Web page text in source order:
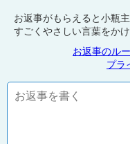
お返事がもらえると小瓶
すごくやさしい言葉をか
お返事のル
プラ